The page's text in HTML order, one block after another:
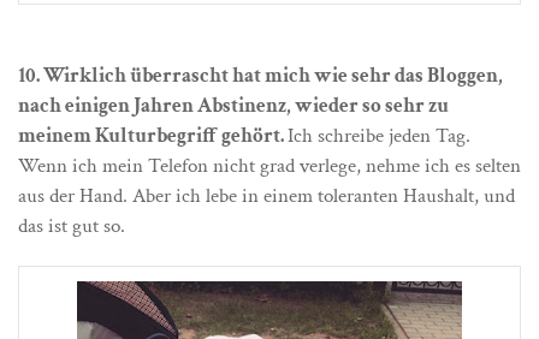
10. Wirklich überrascht hat mich wie sehr das Bloggen,
nach einigen Jahren Abstinenz, wieder so sehr zu
meinem Kulturbegriff gehört.Ich schreibe jeden Tag.
Wenn ich mein Telefon nicht grad verlege, nehme ich es selten
aus der Hand. Aber ich lebe in einem toleranten Haushalt, und
das ist gut so.